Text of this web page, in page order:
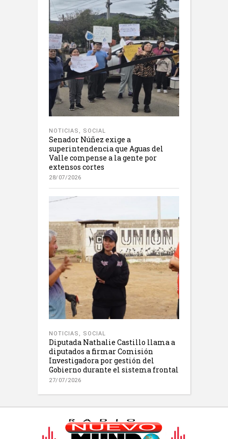
NOTICIAS , SOCIAL
Senador Núñez exige a
superintendencia que Aguas del
Valle compense a la gente por
extensos cortes
28/07/2026
NOTICIAS , SOCIAL
Diputada Nathalie Castillo llama a
diputados a firmar Comisión
Investigadora por gestión del
Gobierno durante el sistema frontal
27/07/2026